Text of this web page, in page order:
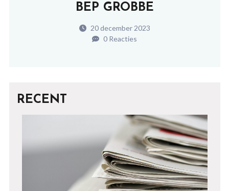
BEP GROBBE
20 december 2023
0 Reacties
RECENT